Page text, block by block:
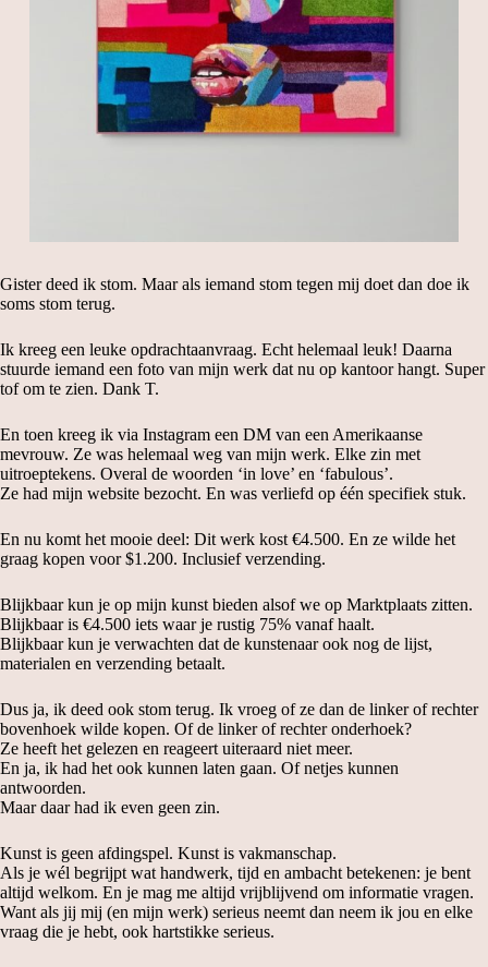
Gister deed ik stom. Maar als iemand stom tegen mij doet dan doe ik
soms stom terug.
Ik kreeg een leuke opdrachtaanvraag. Echt helemaal leuk! Daarna
stuurde iemand een foto van mijn werk dat nu op kantoor hangt. Super
tof om te zien. Dank T.
En toen kreeg ik via Instagram een DM van een Amerikaanse
mevrouw. Ze was helemaal weg van mijn werk. Elke zin met
uitroeptekens. Overal de woorden ‘in love’ en ‘fabulous’.
Ze had mijn website bezocht. En was verliefd op één specifiek stuk.
En nu komt het mooie deel: Dit werk kost €4.500. En ze wilde het
graag kopen voor $1.200. Inclusief verzending.
Blijkbaar kun je op mijn kunst bieden alsof we op Marktplaats zitten.
Blijkbaar is €4.500 iets waar je rustig 75% vanaf haalt.
Blijkbaar kun je verwachten dat de kunstenaar ook nog de lijst,
materialen en verzending betaalt.
Dus ja, ik deed ook stom terug. Ik vroeg of ze dan de linker of rechter
bovenhoek wilde kopen. Of de linker of rechter onderhoek?
Ze heeft het gelezen en reageert uiteraard niet meer.
En ja, ik had het ook kunnen laten gaan. Of netjes kunnen
antwoorden.
Maar daar had ik even geen zin.
Kunst is geen afdingspel. Kunst is vakmanschap.
Als je wél begrijpt wat handwerk, tijd en ambacht betekenen: je bent
altijd welkom. En je mag me altijd vrijblijvend om informatie vragen.
Want als jij mij (en mijn werk) serieus neemt dan neem ik jou en elke
vraag die je hebt, ook hartstikke serieus.